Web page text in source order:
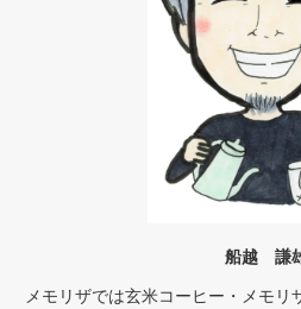
船越 謙
メモリザでは玄米コーヒー・メモリ